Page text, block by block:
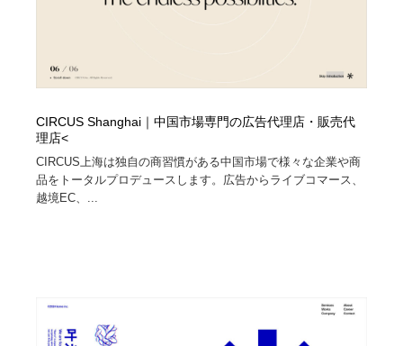
CIRCUS Shanghai｜中国市場専門の広告代理店・販売代
理店<
CIRCUS上海は独自の商習慣がある中国市場で様々な企業や商
品をトータルプロデュースします。広告からライブコマース、
越境EC、...